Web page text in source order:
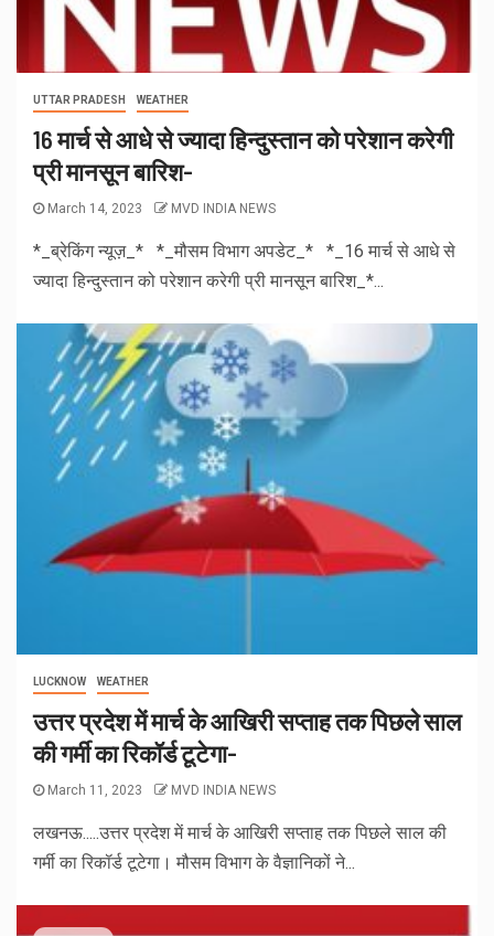
UTTAR PRADESH WEATHER
16 मार्च से आधे से ज्यादा हिन्दुस्तान को परेशान करेगी
प्री मानसून बारिश-
March 14, 2023 MVD INDIA NEWS
*_ब्रेकिंग न्यूज़_* *_मौसम विभाग अपडेट_* *_16 मार्च से आधे से
ज्यादा हिन्दुस्तान को परेशान करेगी प्री मानसून बारिश_*...
LUCKNOW WEATHER
उत्तर प्रदेश में मार्च के आखिरी सप्ताह तक पिछले साल
की गर्मी का रिकॉर्ड टूटेगा-
March 11, 2023 MVD INDIA NEWS
लखनऊ.....उत्तर प्रदेश में मार्च के आखिरी सप्ताह तक पिछले साल की
गर्मी का रिकॉर्ड टूटेगा। मौसम विभाग के वैज्ञानिकों ने...